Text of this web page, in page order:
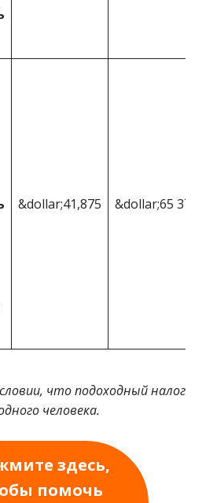
&dollar;41,875 &dollar;65 373
что подоходный налог
человека.
здесь,
помочь